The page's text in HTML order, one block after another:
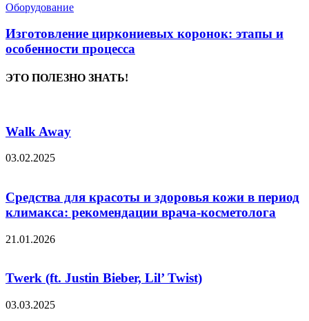
Оборудование
Изготовление циркониевых коронок: этапы и
особенности процесса
ЭТО ПОЛЕЗНО ЗНАТЬ!
Walk Away
03.02.2025
Средства для красоты и здоровья кожи в период
климакса: рекомендации врача-косметолога
21.01.2026
Twerk (ft. Justin Bieber, Lil’ Twist)
03.03.2025